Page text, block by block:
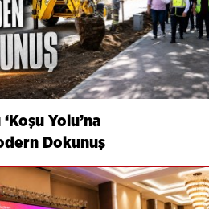
Yolu’na
Dokunuş